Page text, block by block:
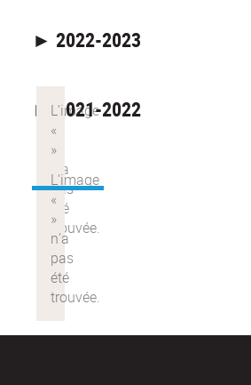
► 2022-2023
► 2021-2022